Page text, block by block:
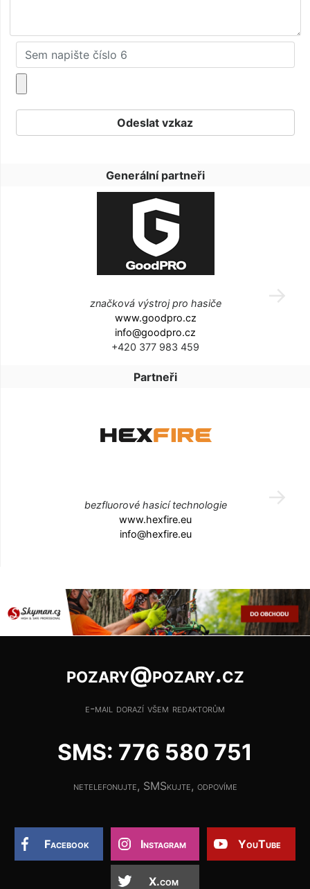
Generální partneři
značková výstroj pro hasiče
www.goodpro.cz
info@goodpro.cz
+420 377 983 459
Partneři
bezfluorové hasicí technologie
www.hexfire.eu
info@hexfire.eu
pozary@pozary.cz
e-mail dorazí všem redaktorům
SMS: 776 580 751
netelefonujte, SMSkujte, odpovíme
Facebook Instagram YouTube
X.com